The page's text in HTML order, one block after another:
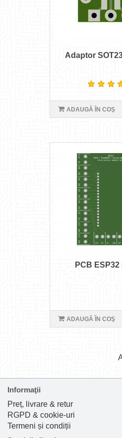
Adaptor
ADAUGĂ ÎN COŞ
PCB
ADAUGĂ ÎN COŞ
Informaţii
Preț, livrare & retur
RGPD & cookie-uri
Termeni și condiții